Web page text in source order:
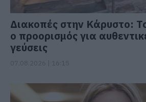
Διακοπές στην Κάρυστο:
ο προορισμός για
γεύσεις